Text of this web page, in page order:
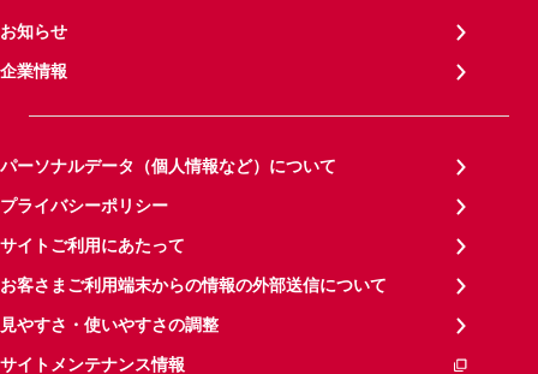
お知らせ
企業情報
パーソナルデータ（個人情報など）について
プライバシーポリシー
サイトご利用にあたって
お客さまご利用端末からの情報の外部送信について
見やすさ・使いやすさの調整
サイトメンテナンス情報